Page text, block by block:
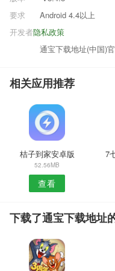
要求
Android 4.4以上
隐私政策
开发者
通宝下载地址(中国)
相关应用推荐
桔子到家安卓版
52.56MB
查看
7
下载了通宝下载地址